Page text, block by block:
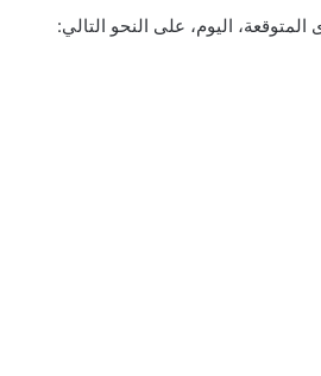
اليوم، على النحو التالي: